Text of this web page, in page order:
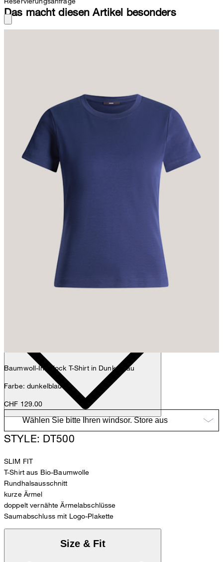
Baumwoll-Interlock T-Shirt in Dunkelblau
Farbe: dunkelblau
CHF 129.00
Das macht diesen Artikel besonders
STYLE: DT500
SLIM FIT
T-Shirt aus Bio-Baumwolle
Rundhalsausschnitt
kurze Ärmel
doppelt vernähte Ärmelabschlüsse
Saumabschluss mit Logo-Plakette
Size & Fit